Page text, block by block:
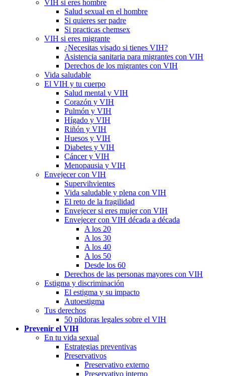
VIH si eres hombre
Salud sexual en el hombre
Si quieres ser padre
Si practicas chemsex
VIH si eres migrante
¿Necesitas visado si tienes VIH?
Asistencia sanitaria para migrantes con VIH
Derechos de los migrantes con VIH
Vida saludable
El VIH y tu cuerpo
Salud mental y VIH
Corazón y VIH
Pulmón y VIH
Hígado y VIH
Riñón y VIH
Huesos y VIH
Diabetes y VIH
Cáncer y VIH
Menopausia y VIH
Envejecer con VIH
Supervihvientes
Vida saludable y plena con VIH
El reto de la fragilidad
Envejecer si eres mujer con VIH
Envejecer con VIH década a década
A los 20
A los 30
A los 40
A los 50
Desde los 60
Derechos de las personas mayores con VIH
Estigma y discriminación
El estigma y su impacto
Autoestigma
Tus derechos
50 píldoras legales sobre el VIH
Prevenir el VIH
En tu vida sexual
Estrategias preventivas
Preservativos
Preservativo externo
Preservativo interno